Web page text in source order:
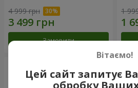
4 999 грн
Замовити
1
Вітаємо!
Цей сайт запитує
обробку